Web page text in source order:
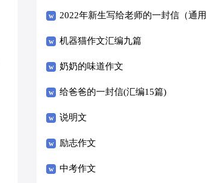
2022年新生写给老师的一封信（通用
8篇）
机器猫作文汇编九篇
奶奶的味道作文
给爸爸的一封信(汇编15篇)
说明文
励志作文
中考作文